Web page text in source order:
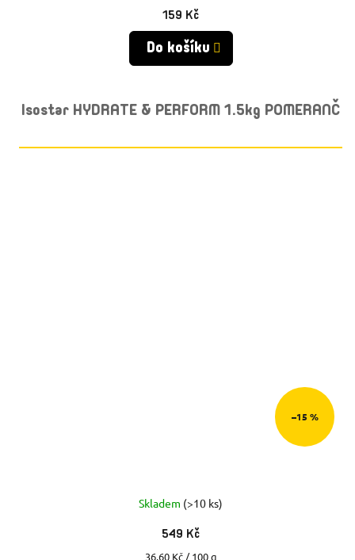
159 Kč
Do košíku
Isostar HYDRATE & PERFORM 1.5kg POMERANČ
–15 %
Skladem (>10 ks)
549 Kč
Měrná
36,60 Kč / 100 g